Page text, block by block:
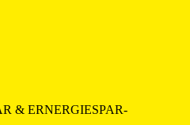
& ERNERGIESPAR-